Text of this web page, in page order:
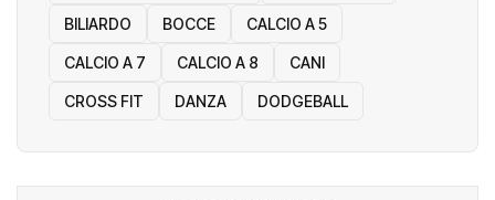
BILIARDO BOCCE CALCIO A 5
CALCIO A 7 CALCIO A 8 CANI
CROSS FIT DANZA DODGEBALL